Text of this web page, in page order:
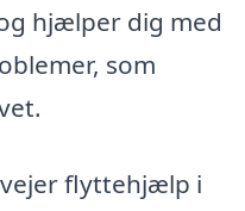
hjælper dig med
som
flyttehjælp i